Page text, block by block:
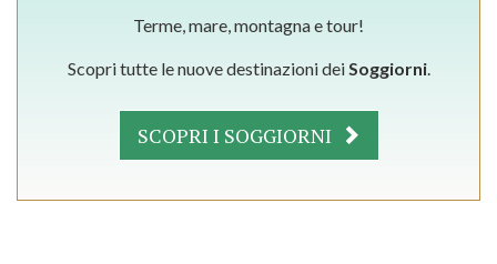
Terme, mare, montagna e tour!
Scopri tutte le nuove destinazioni deiSoggiorni.
SCOPRI I SOGGIORNI